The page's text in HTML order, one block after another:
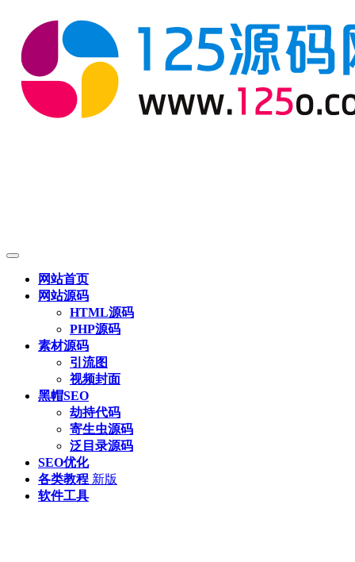
网站首页
网站源码
HTML源码
PHP源码
素材源码
引流图
视频封面
黑帽SEO
劫持代码
寄生虫源码
泛目录源码
SEO优化
各类教程 新版
软件工具